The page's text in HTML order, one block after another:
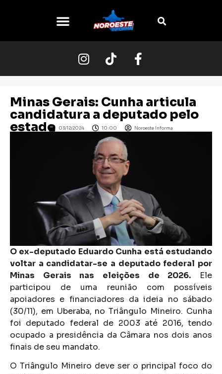
Minas Gerais: Cunha articula
candidatura a deputado pelo
estado 03/12/2024 10:00 Noroeste Informa
O ex-deputado Eduardo Cunha está estudando
voltar a candidatar-se a deputado federal por
Minas Gerais nas eleições de 2026. Ele
participou de uma reunião com possíveis
apoiadores e financiadores da ideia no sábado
(30/11), em Uberaba, no Triângulo Mineiro. Cunha
foi deputado federal de 2003 até 2016, tendo
ocupado a presidência da Câmara nos dois anos
finais de seu mandato.
O Triângulo Mineiro deve ser o principal foco do